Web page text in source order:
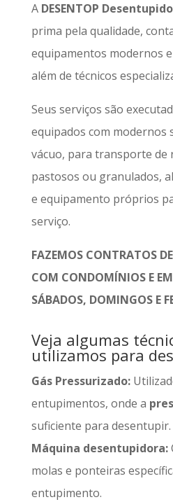
A DESENTOP
prima pela qualidade,
equipamentos modernos
além de técnicos
Seus serviços são
equipados com modernos
vácuo, para transporte de
pastosos ou granulados,
e equipamento próprios
serviço.
FAZEMOS CONTRATOS
COM CONDOMÍNIOS E
SÁBADOS, DOMINGOS E
Veja algumas
utilizamos para
Gás Pressurizado:
entupimentos, onde a
suficiente para desentupir.
Máquina desentupidora:
molas e ponteiras
entupimento.